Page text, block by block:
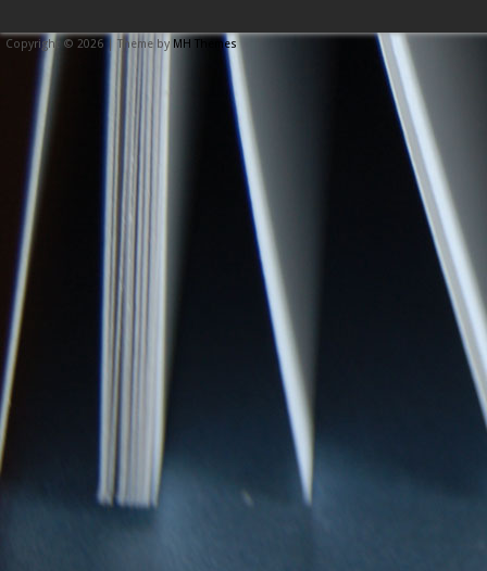
Copyright © 2026 | Theme by MH Themes